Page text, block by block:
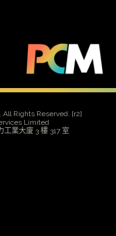
Rights Reserved. [r2]
Limited
業大廈 3 樓 317 室